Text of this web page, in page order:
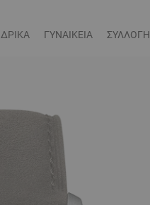
ΓΥΝΑΙΚΕΙΑ ΣΥΛΛΟΓΗ